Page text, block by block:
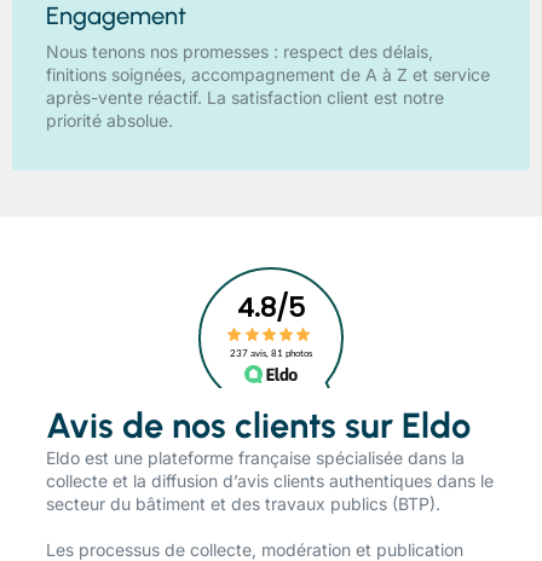
Engagement
Nous tenons nos promesses : respect des délais,
finitions soignées, accompagnement de A à Z et service
après-vente réactif. La satisfaction client est notre
priorité absolue.
Avis de nos clients sur Eldo
​Eldo est une plateforme française spécialisée dans la
collecte et la diffusion d’avis clients authentiques dans le
secteur du bâtiment et des travaux publics (BTP).
Les processus de collecte, modération et publication